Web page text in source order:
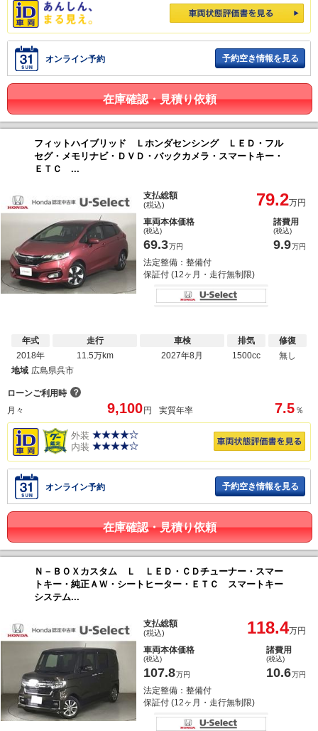
オンライン予約 予約空き情報を見る
在庫確認・見積り依頼
フィットハイブリッド Ｌホンダセンシング ＬＥＤ・フル
セグ・メモリナビ・ＤＶＤ・バックカメラ・スマートキー・
ＥＴＣ ...
支払総額
(税込) 79.2万円
車両本体価格
(税込)
69.3万円
諸費用
(税込)
9.9万円
法定整備：整備付
保証付 (12ヶ月・走行無制限)
年式
2018年
走行
11.5万km
車検
2027年8月
排気
1500cc
修復
無し
地域 広島県呉市
ローンご利用時 ？
月々
9,100円 実質年率 7.5 ％
外装
内装
オンライン予約 予約空き情報を見る
在庫確認・見積り依頼
Ｎ－ＢＯＸカスタム Ｌ ＬＥＤ・ＣＤチューナー・スマー
トキー・純正ＡＷ・シートヒーター・ＥＴＣ スマートキー
システム...
支払総額
(税込) 118.4万円
車両本体価格
(税込)
107.8万円
諸費用
(税込)
10.6万円
法定整備：整備付
保証付 (12ヶ月・走行無制限)